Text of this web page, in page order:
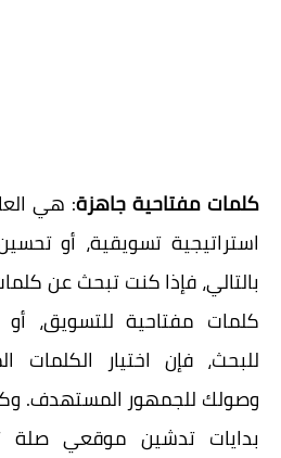
كلمات مفتاحية جاهزة: هي
بالتالي، فإذا كنت تبحث عن
كلمات مفتاحية للتسويق،
للبحث، فإن اختيار
وصولك للجمهور المستهدف.
بدايات تدشين موقعي